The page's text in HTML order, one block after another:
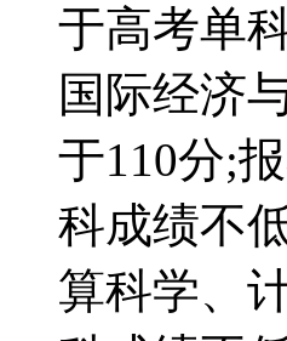
于高考单
国际经济
于110分;
科成绩不
算科学、